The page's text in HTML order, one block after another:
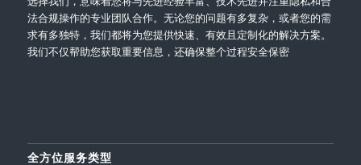
法合规操作的专业团队合作。无论您的问题有多复杂，或者您的需
求有多独特，我们都将为您提供快速、有效且定制化的解决方案。
我们不仅帮助您获取重要信息，还确保整个过程安全保密
全方位服务类型